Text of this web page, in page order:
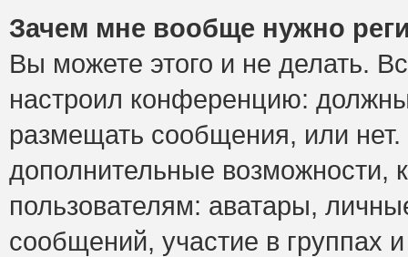
Зачем мне вообще нужно
Вы можете этого и не делать.
настроил конференцию:
размещать сообщения, или
дополнительные возможности,
пользователям: аватары,
сообщений, участие в группах